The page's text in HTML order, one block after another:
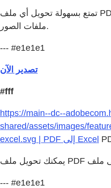
تمتع بسهولة تحويل أي ملف PDF إلى JPG أو أي نوع آخر من
ملفات الصور.
--- #e1e1e1
تصدير الآن
#fff
https://main--dc--
shared/assets/images/
excel.svg | PDF إلى Excel
--- #e1e1e1